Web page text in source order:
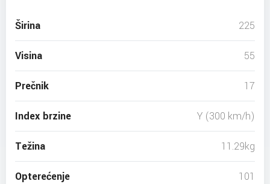
Širina 225
Visina 55
Prečnik 17
Index brzine Y (300 km/h)
Težina 11.29kg
Opterećenje 101